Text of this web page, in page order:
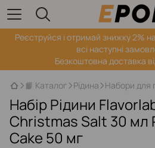
Реєструйся і отримай знижку 2%
всі наступні
Безкоштовна доставка
📙 Каталог Рідина Набори для
Набір Рідини
Christmas Salt 30 мл
Cake 50 мг